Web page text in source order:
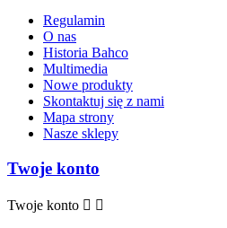
Regulamin
O nas
Historia Bahco
Multimedia
Nowe produkty
Skontaktuj się z nami
Mapa strony
Nasze sklepy
Twoje konto
Twoje konto  